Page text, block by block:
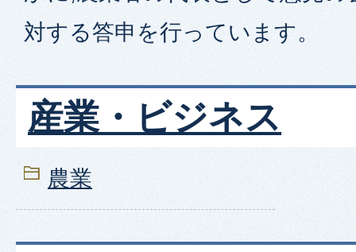
対する答申を行っています。
産業・ビジネス
農業